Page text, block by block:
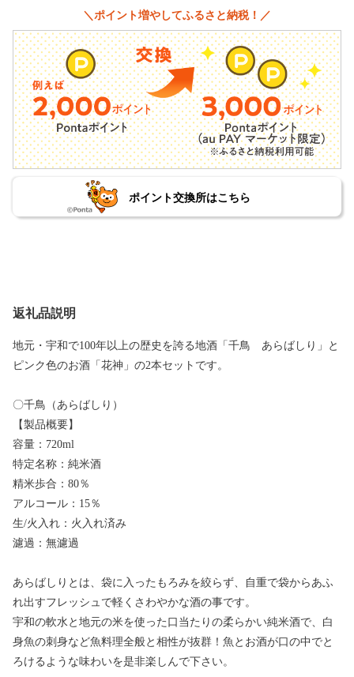
＼ポイント増やしてふるさと納税！／
ポイント交換所はこちら
返礼品説明
地元・宇和で100年以上の歴史を誇る地酒「千鳥 あらばしり」と
ピンク色のお酒「花神」の2本セットです。
〇千鳥（あらばしり）
【製品概要】
容量：720ml
特定名称：純米酒
精米歩合：80％
アルコール：15％
生/火入れ：火入れ済み
濾過：無濾過
あらばしりとは、袋に入ったもろみを絞らず、自重で袋からあふ
れ出すフレッシュで軽くさわやかな酒の事です。
宇和の軟水と地元の米を使った口当たりの柔らかい純米酒で、白
身魚の刺身など魚料理全般と相性が抜群！魚とお酒が口の中でと
ろけるような味わいを是非楽しんで下さい。